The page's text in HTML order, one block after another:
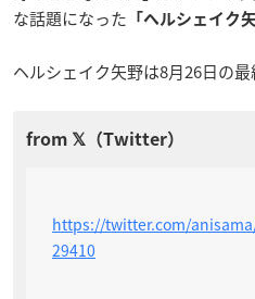
な話題になった 「ヘルシェイク
ヘルシェイク矢野は8月26日の最
https://twitter.com/
29410